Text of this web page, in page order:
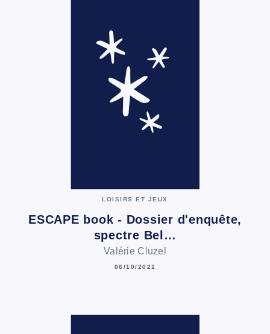
LOISIRS ET JEUX
ESCAPE book - Dossier d'enquête,
spectre Bel…
Valérie Cluzel
06/10/2021